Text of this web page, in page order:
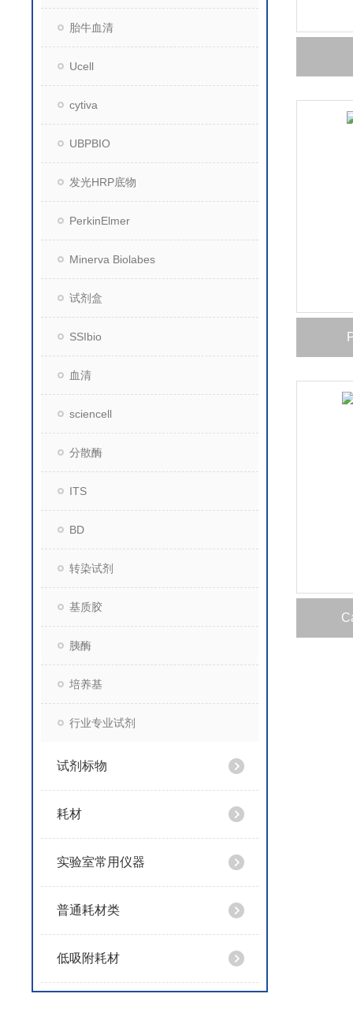
胎牛血清
Ucell
cytiva
UBPBIO
发光HRP底物
PerkinElmer
Minerva Biolabes
试剂盒
SSIbio
血清
sciencell
分散酶
ITS
BD
转染试剂
基质胶
胰酶
培养基
行业专业试剂
试剂标物
耗材
实验室常用仪器
普通耗材类
低吸附耗材